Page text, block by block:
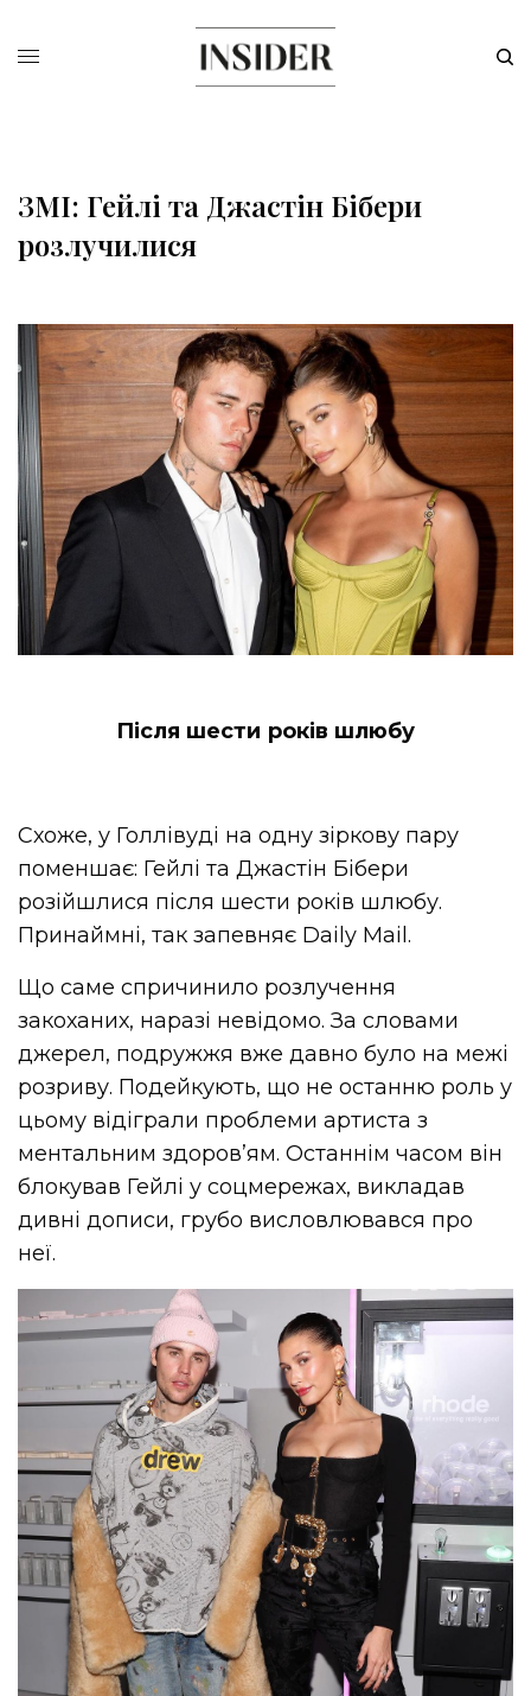
ЗМІ: Гейлі та Джастін Бібери
розлучилися
Після шести років шлюбу
Схоже, у Голлівуді на одну зіркову пару
поменшає: Гейлі та Джастін Бібери
розійшлися після шести років шлюбу.
Принаймні, так запевняє Daily Mail.
Що саме спричинило розлучення
закоханих, наразі невідомо. За словами
джерел, подружжя вже давно було на межі
розриву. Подейкують, що не останню роль у
цьому відіграли проблеми артиста з
ментальним здоров’ям. Останнім часом він
блокував Гейлі у соцмережах, викладав
дивні дописи, грубо висловлювався про
неї.